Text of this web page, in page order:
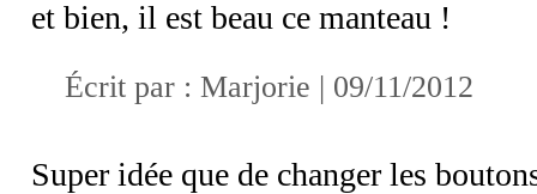
et bien, il est beau ce manteau !
Écrit par : Marjorie | 09/11/2012
Super idée que de changer les